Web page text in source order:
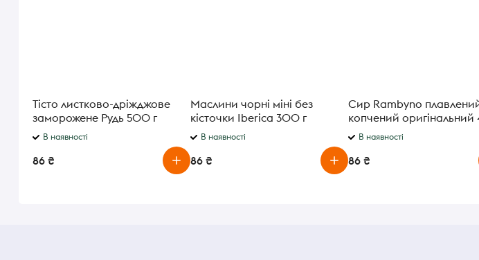
Тісто листково-дріжджове
заморожене Рудь 500 г
В наявності
86 ₴
Маслини чорні міні без
кісточки Iberica 300 г
В наявності
86 ₴
Сир Rambyno
копчений оригінальний
75гВ наявності
86 ₴